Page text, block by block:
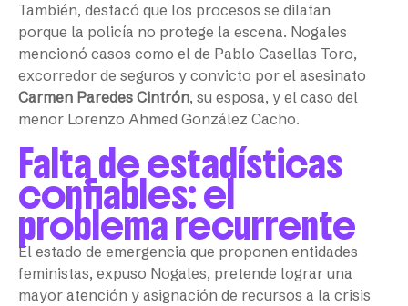
También, destacó que los procesos se dilatan
porque la policía no protege la escena. Nogales
mencionó casos como el de Pablo Casellas Toro,
excorredor de seguros y convicto por el asesinato
Carmen Paredes Cintrón, su esposa, y el caso del
menor Lorenzo Ahmed González Cacho.
Falta de estadísticas
confiables: el
problema recurrente
El estado de emergencia que proponen entidades
feministas, expuso Nogales, pretende lograr una
mayor atención y asignación de recursos a la crisis